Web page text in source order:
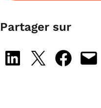
Partager sur
Share on LinkedIn
Share on X Share on Facebook
Email this Page